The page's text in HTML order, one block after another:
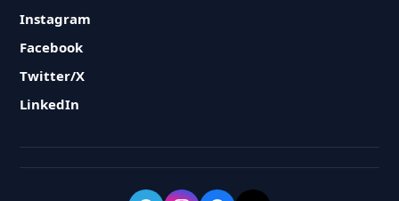
Instagram
Facebook
Twitter/X
LinkedIn